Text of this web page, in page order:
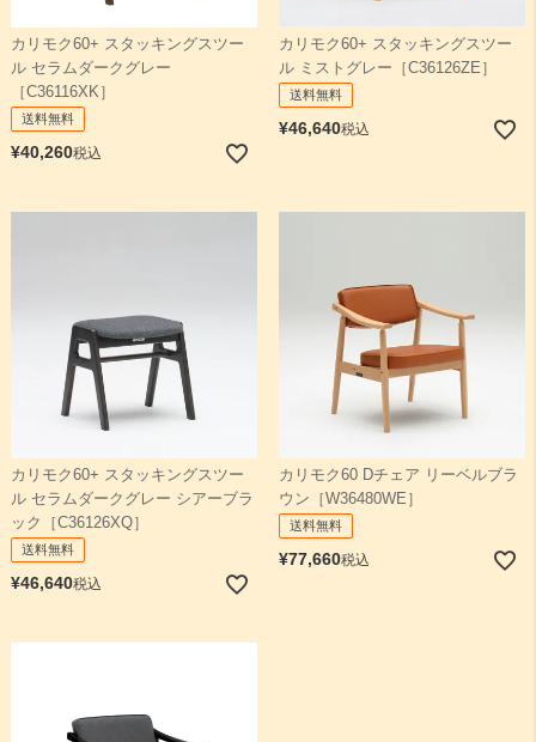
カリモク60+ スタッキングスツー
ル セラムダークグレー
［C36116XK］
送料無料
¥40,260税込
カリモク60+ スタッキングスツー
ル ミストグレー［C36126ZE］
送料無料
¥46,640税込
カリモク60+ スタッキングスツー
ル セラムダークグレー シアーブラ
ック［C36126XQ］
送料無料
¥46,640税込
カリモク60 Dチェア リーベルブラ
ウン［W36480WE］
送料無料
¥77,660税込